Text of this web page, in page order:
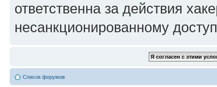
ответственна за действия
несанкционированному
Список форумов